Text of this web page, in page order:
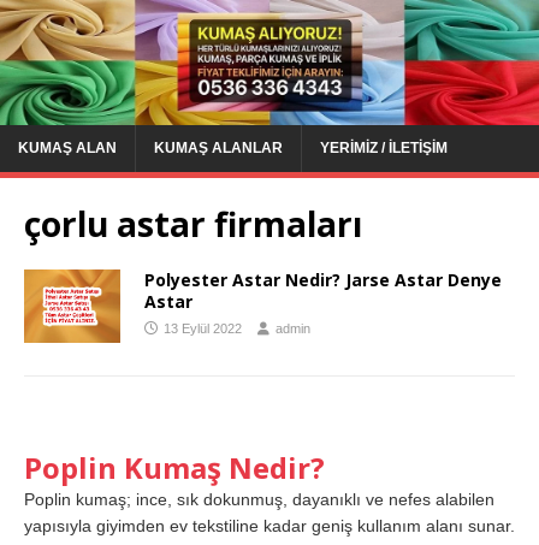
KUMAŞ ALAN KUMAŞ ALANLAR YERIMIZ / İLETIŞIM
çorlu astar firmaları
Polyester Astar Nedir? Jarse Astar Denye
Astar
13 Eylül 2022 admin
Poplin Kumaş Nedir?
Poplin kumaş; ince, sık dokunmuş, dayanıklı ve nefes alabilen
yapısıyla giyimden ev tekstiline kadar geniş kullanım alanı sunar.